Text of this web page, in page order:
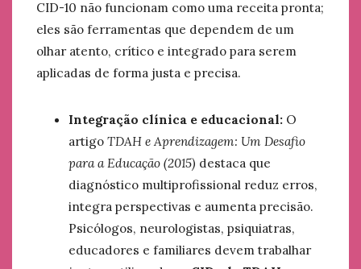
CID-10 não funcionam como uma receita pronta;
eles são ferramentas que dependem de um
olhar atento, crítico e integrado para serem
aplicadas de forma justa e precisa.
Integração clínica e educacional: O
artigoTDAH e Aprendizagem: Um Desafio
para a Educação (2015) destaca que
diagnóstico multiprofissional reduz erros,
integra perspectivas e aumenta precisão.
Psicólogos, neurologistas, psiquiatras,
educadores e familiares devem trabalhar